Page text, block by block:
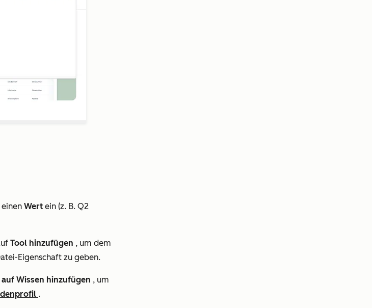
einen Wert ein (z. B. Q2
Tool hinzufügen , um dem
Eigenschaft zu geben.
auf Wissen hinzufügen , um
.